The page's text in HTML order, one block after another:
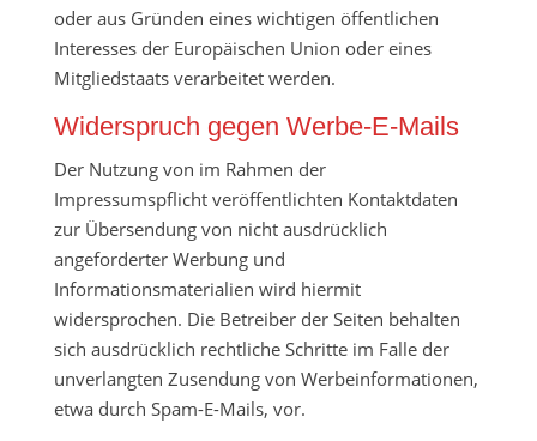
oder aus Gründen eines wichtigen öffentlichen
Interesses der Europäischen Union oder eines
Mitgliedstaats verarbeitet werden.
Widerspruch gegen Werbe-E-Mails
Der Nutzung von im Rahmen der
Impressumspflicht veröffentlichten Kontaktdaten
zur Übersendung von nicht ausdrücklich
angeforderter Werbung und
Informationsmaterialien wird hiermit
widersprochen. Die Betreiber der Seiten behalten
sich ausdrücklich rechtliche Schritte im Falle der
unverlangten Zusendung von Werbeinformationen,
etwa durch Spam-E-Mails, vor.